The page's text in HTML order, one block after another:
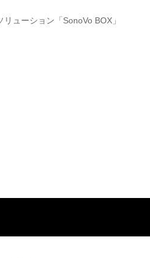
ューション「SonoVo BOX」